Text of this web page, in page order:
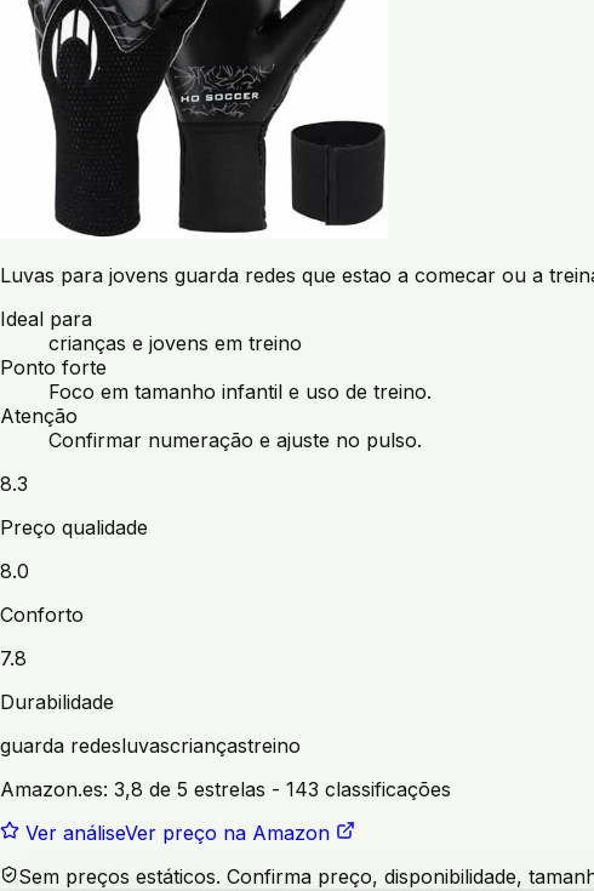
Luvas para jovens guarda redes que estao a comecar ou a
Ideal para
crianças e jovens em treino
Ponto forte
Foco em tamanho infantil e uso de treino.
Atenção
Confirmar numeração e ajuste no pulso.
8.3
Preço qualidade
8.0
Conforto
7.8
Durabilidade
guarda redesluvascriançastreino
Amazon.es: 3,8 de 5 estrelas - 143 classificações
Ver análiseVer preço na Amazon
Sem preços estáticos. Confirma preço, disponibilidade,